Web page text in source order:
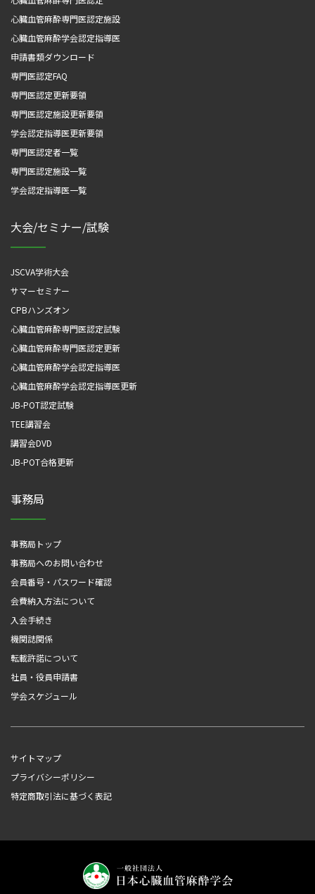
心臓血管麻酔専門医認定施設
心臓血管麻酔学会認定指導医
申請書類ダウンロード
専門医認定FAQ
専門医認定更新要領
専門医認定施設更新要領
学会認定指導医更新要領
専門医認定者一覧
専門医認定施設一覧
学会認定指導医一覧
大会/セミナー/試験
JSCVA学術大会
サマーセミナー
CPBハンズオン
心臓血管麻酔専門医認定試験
心臓血管麻酔専門医認定更新
心臓血管麻酔学会認定指導医
心臓血管麻酔学会認定指導医更新
JB-POT認定試験
TEE講習会
講習会DVD
JB-POT合格更新
事務局
事務局トップ
事務局へのお問い合わせ
会員番号・パスワード確認
会費納入方法について
入会手続き
機関誌関係
転載許諾について
社員・役員申請書
学会スケジュール
サイトマップ
プライバシーポリシー
特定商取引法に基づく表記